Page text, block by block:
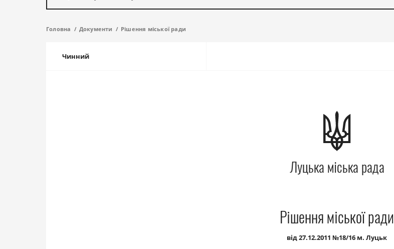
Знайти
Головна Документи Рішення міської ради
Чинний
Луцька міська рада
Рішення міської ради
від 27.12.2011 №18/16 м. Луцьк